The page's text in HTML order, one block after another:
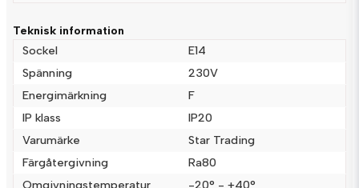
Ja, ni får publicera min fråga
Teknisk information
Sockel
E14
Spänning
230V
Energimärkning
F
IP klass
IP20
Varumärke
Star Trading
Färgåtergivning
Ra80
Omgivningstemperatur
-20° - +40°